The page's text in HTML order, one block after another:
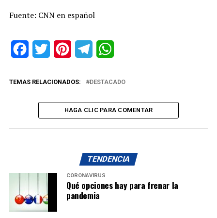
Fuente: CNN en español
FacebookTwitter PinterestTelegram
TEMAS RELACIONADOS: DESTACADO
HAGA CLIC PARA COMENTAR
TENDENCIA
CORONAVIRUS
Qué opciones hay para frenar la
pandemia